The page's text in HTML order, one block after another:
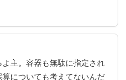
主。容器も無駄に指定され
についても考えてないんだ